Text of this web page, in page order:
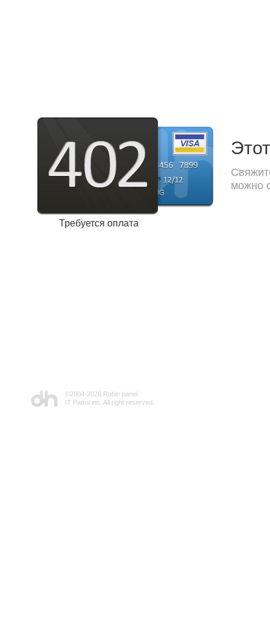
Требуется оплата
можно
©2004-2026 Robin panel
IT Patrol inc. All right reserved.